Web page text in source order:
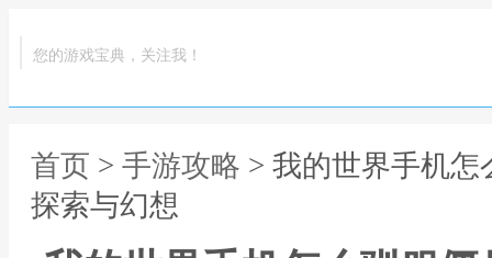
您的游戏宝典，关注我！
首页 > 手游攻略 > 我的世界手机
探索与幻想